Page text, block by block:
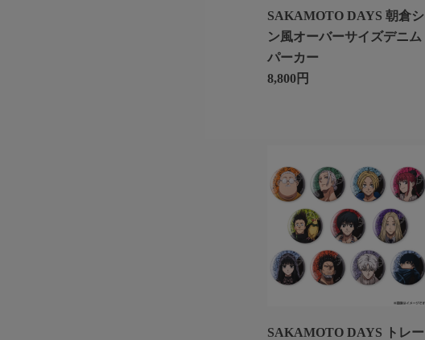
SAKAMOTO DAYS 朝倉シ
ン風オーバーサイズデニム
パーカー
8,800円
SAKAMOTO DAYS トレー